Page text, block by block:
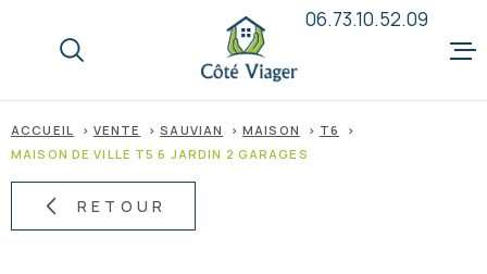
contenu
ACCUEIL
06.73.10.52.09
ACCUEIL VENTE SAUVIAN MAISON
T6
MAISON DE VILLE T5 6 JARDIN 2 GARAGES
RETOUR